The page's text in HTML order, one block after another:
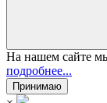
На нашем сайте
подробнее...
Принимаю